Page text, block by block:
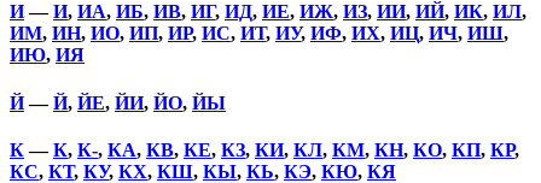
И—И, ИА, ИБ, ИВ, ИГ, ИД, ИЕ, ИЖ, ИЗ, ИИ, ИЙ, ИК, ИЛ,
ИМ, ИН, ИО, ИП, ИР, ИС, ИТ, ИУ, ИФ, ИХ, ИЦ, ИЧ, ИШ,
ИЮ, ИЯ
Й—Й, ЙЕ, ЙИ, ЙО, ЙЫ
К—К, К-, КА, КВ, КЕ, КЗ, КИ, КЛ, КМ, КН, КО, КП, КР,
КС, КТ, КУ, КХ, КШ, КЫ, КЬ, КЭ, КЮ, КЯ